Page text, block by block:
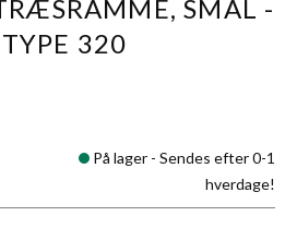
SMAL -
320
På lager - Sendes efter 0-1
hverdage!